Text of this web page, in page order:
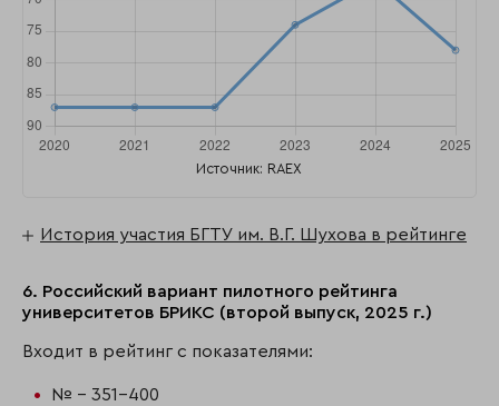
Источник: RAEX
История участия БГТУ им. В.Г. Шухова в рейтинге
6. Российский вариант пилотного рейтинга
университетов БРИКС (второй выпуск, 2025 г.)
Входит в рейтинг с показателями:
№ - 351-400